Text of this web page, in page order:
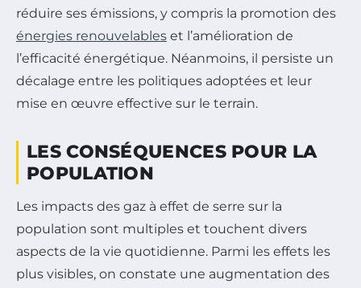
réduire ses émissions, y compris la promotion des
énergies renouvelables et l’amélioration de
l’efficacité énergétique. Néanmoins, il persiste un
décalage entre les politiques adoptées et leur
mise en œuvre effective sur le terrain.
LES CONSÉQUENCES POUR LA
POPULATION
Les impacts des gaz à effet de serre sur la
population sont multiples et touchent divers
aspects de la vie quotidienne. Parmi les effets les
plus visibles, on constate une augmentation des